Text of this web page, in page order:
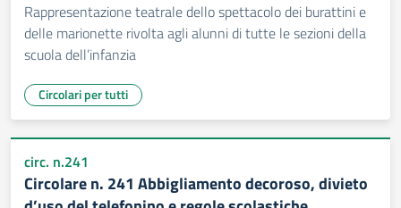
Rappresentazione teatrale dello spettacolo dei burattini e
delle marionette rivolta agli alunni di tutte le sezioni della
scuola dell’infanzia
Circolari per tutti
circ. n.241
Circolare n. 241 Abbigliamento decoroso, divieto